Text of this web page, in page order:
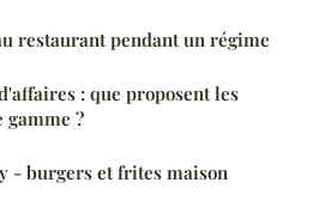
restaurant pendant un régime
: que proposent les
gamme ?
- burgers et frites maison